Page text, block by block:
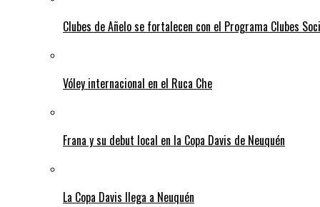
Clubes de Añelo se fortalecen con el Programa Clubes
Vóley internacional en el Ruca Che
Frana y su debut local en la Copa Davis de Neuquén
La Copa Davis llega a Neuquén